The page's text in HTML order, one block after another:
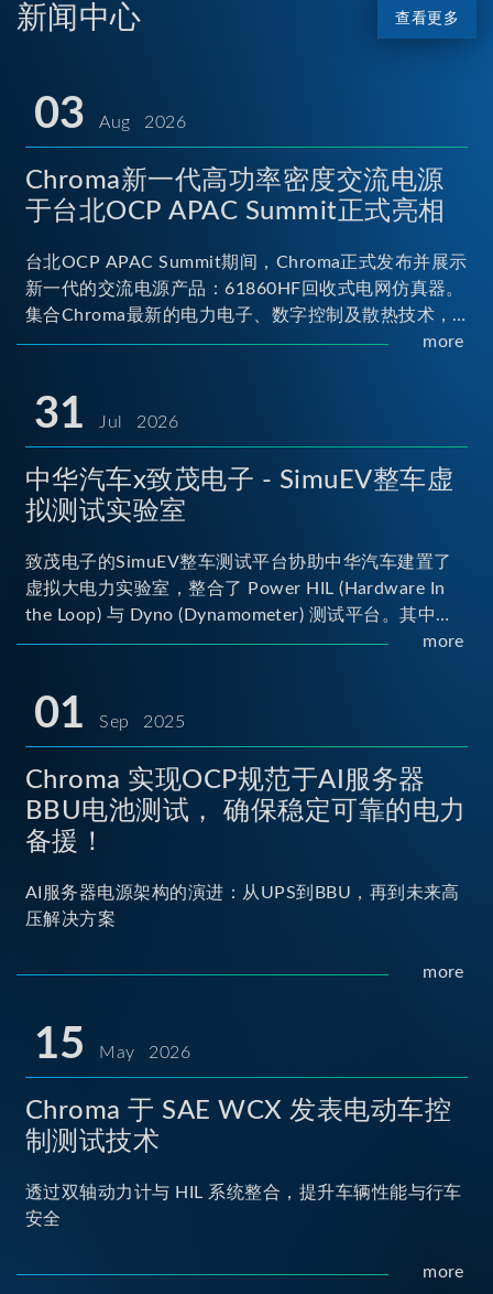
新闻中心 查看更多
03 Aug 2026
Chroma新一代高功率密度交流电源
于台北OCP APAC Summit正式亮相
台北OCP APAC Summit期间，Chroma正式发布并展示
新一代的交流电源产品：61860HF回收式电网仿真器。
集合Chroma最新的电力电子、数字控制及散热技术，
实现5U高度具备最大60kVA功率输出能力，为业界指针
more
31 Jul 2026
中华汽车x致茂电子 - SimuEV整车虚
拟测试实验室
致茂电子的SimuEV整车测试平台协助中华汽车建置了
虚拟大电力实验室，整合了 Power HIL (Hardware In
the Loop) 与 Dyno (Dynamometer) 测试平台。其中
Power HIL 建立OBC (Onboard Charger) 与 DC/DC转
马达待测物重现车辆行驶时的负载工况...
more
01 Sep 2025
Chroma 实现OCP规范于AI服务器
BBU电池测试， 确保稳定可靠的电力
备援！
AI服务器电源架构的演进：从UPS到BBU，再到未来高
压解决方案
more
15 May 2026
Chroma 于 SAE WCX 发表电动车控
制测试技术
透过双轴动力计与 HIL 系统整合，提升车辆性能与行车
安全
more